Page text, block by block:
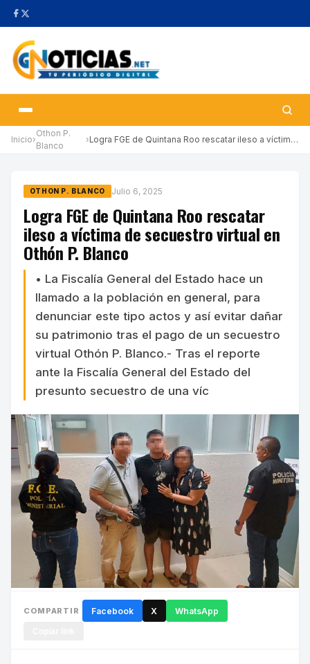
Inicio›
Othon P.
Blanco
› Logra FGE de Quintana Roo rescatar ileso a víctima de secuestro …
OTHON P. BLANCO Julio 6, 2025
Logra FGE de Quintana Roo rescatar
ileso a víctima de secuestro virtual en
Othón P. Blanco
• La Fiscalía General del Estado hace un
llamado a la población en general, para
denunciar este tipo actos y así evitar dañar
su patrimonio tras el pago de un secuestro
virtual Othón P. Blanco.- Tras el reporte
ante la Fiscalía General del Estado del
presunto secuestro de una víc
COMPARTIR Facebook X WhatsApp